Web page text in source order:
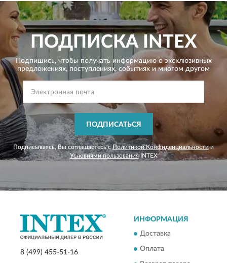
ПОДПИСКАINTEX
Подпишись, чтобы получать информацию о эксклюзивных
предложениях, поступлениях, событиях и многом другом
ПОДПИСАТЬСЯ
Подписываясь, Вы соглашаетесь сПолитикой Конфиденциальности и
Условиями пользованияINTEX
8 (499) 455-51-16
ИНФОРМАЦИЯ
Доставка
Оплата